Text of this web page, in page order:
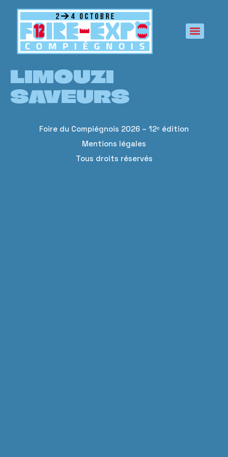
principal
LIMOUZI
SAVEURS
Foire du Compiégnois 2026 – 12ᵉ édition
Mentions légales
Tous droits réservés